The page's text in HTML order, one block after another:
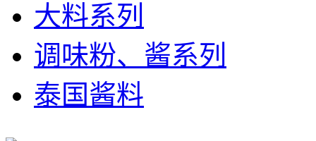
大料系列
调味粉、酱系列
泰国酱料